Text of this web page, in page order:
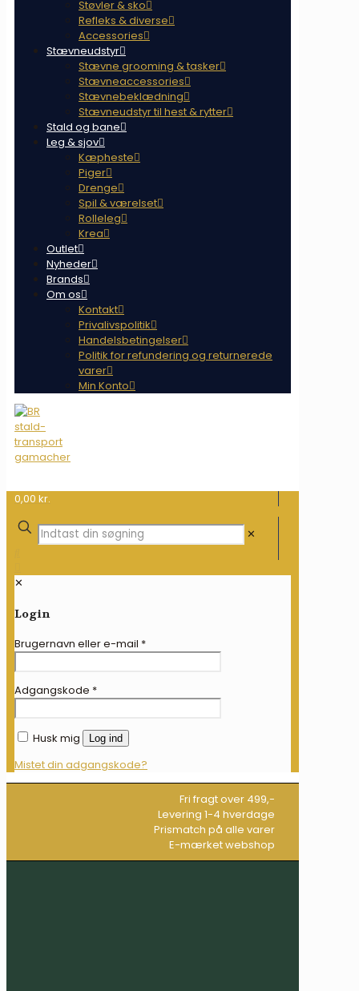
Støvler & sko
Refleks & diverse
Accessories
Stævneudstyr
Stævne grooming & tasker
Stævneaccessories
Stævnebeklædning
Stævneudstyr til hest & rytter
Stald og bane
Leg & sjov
Kæpheste
Piger
Drenge
Spil & værelset
Rolleleg
Krea
Outlet
Nyheder
Brands
Om os
Kontakt
Privalivspolitik
Handelsbetingelser
Politik for refundering og returnerede
varer
Min Konto
0,00 kr.
✕
✕
Login
Brugernavn eller e-mail *
Adgangskode *
Husk mig Log ind
Mistet din adgangskode?
Fri fragt over 499,-
Levering 1-4 hverdage
Prismatch på alle varer
E-mærket webshop